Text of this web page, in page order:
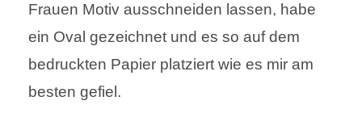
Frauen Motiv ausschneiden lassen, habe
ein Oval gezeichnet und es so auf dem
bedruckten Papier platziert wie es mir am
besten gefiel.